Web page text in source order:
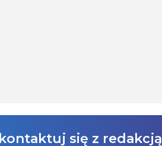
się z redakcją